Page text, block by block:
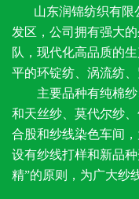
山东润锦纺织有限
发区，公司拥有强大
队，现代化高品质的
平的环锭纺、涡流纺
主要品种有纯棉纱
和天丝纱、莫代尔纱
合股和纱线染色车间
设有纱线打样和新品
精”的原则，为广大纱